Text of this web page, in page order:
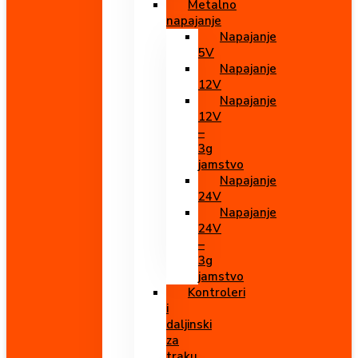
Metalno
napajanje
Napajanje
5V
Napajanje
12V
Napajanje
12V
–
3g
jamstvo
Napajanje
24V
Napajanje
24V
–
3g
jamstvo
Kontroleri
i
daljinski
za